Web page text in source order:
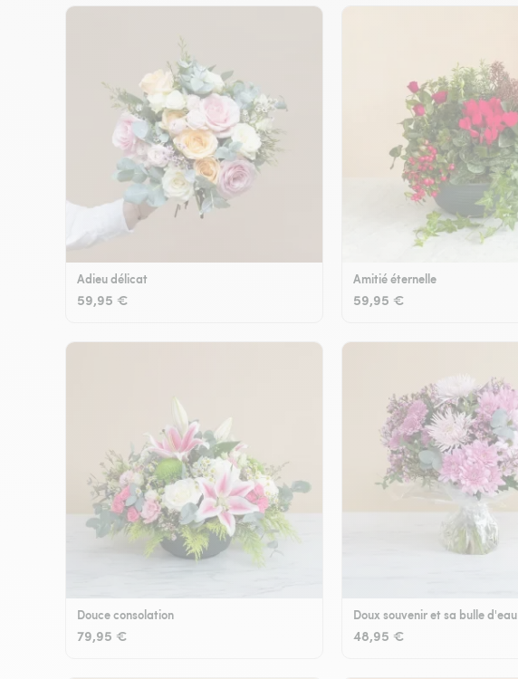
Adieu délicat
59,95 €
Amitié éternelle
59,95 €
Douce consolation
79,95 €
Doux souvenir et sa bulle d'eau
48,95 €